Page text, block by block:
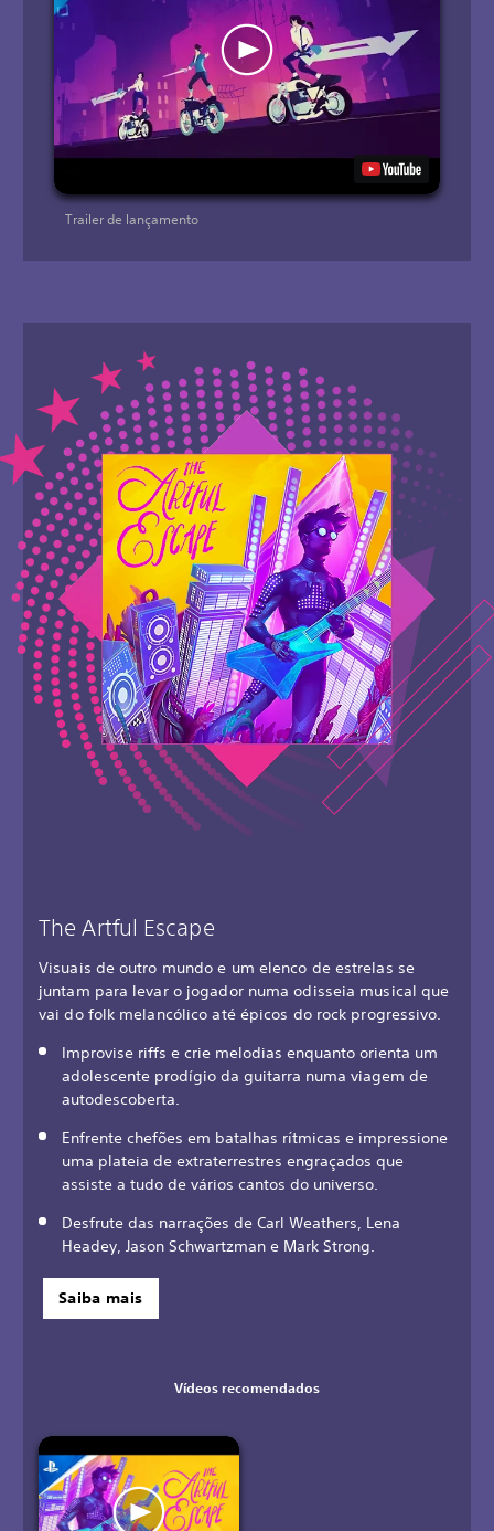
Trailer de lançamento
The Artful Escape
Visuais de outro mundo e um elenco de estrelas se
juntam para levar o jogador numa odisseia musical que
vai do folk melancólico até épicos do rock progressivo.
Improvise riffs e crie melodias enquanto orienta um
adolescente prodígio da guitarra numa viagem de
autodescoberta.
Enfrente chefões em batalhas rítmicas e impressione
uma plateia de extraterrestres engraçados que
assiste a tudo de vários cantos do universo.
Desfrute das narrações de Carl Weathers, Lena
Headey, Jason Schwartzman e Mark Strong.
Saiba mais
Vídeos recomendados